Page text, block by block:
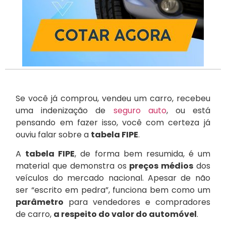
Se você já comprou, vendeu um carro, recebeu
uma indenização de seguro auto, ou está
pensando em fazer isso, você com certeza já
ouviu falar sobre a tabela FIPE.
A tabela FIPE, de forma bem resumida, é um
material que demonstra os preços médiosdos
veículos do mercado nacional. Apesar de não
ser “escrito em pedra”, funciona bem como um
parâmetro para vendedores e compradores
de carro, a respeito do valor do automóvel.